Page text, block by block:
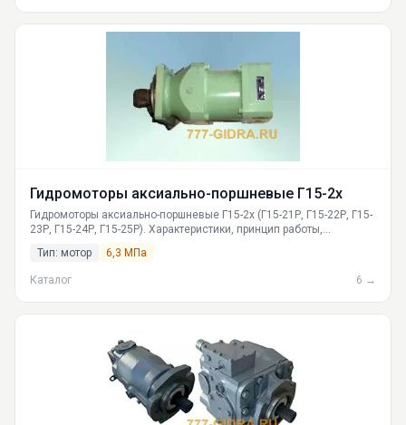
Гидромоторы аксиально-поршневые Г15-2х
Гидромоторы аксиально-поршневые Г15-2х (Г15-21Р, Г15-22Р, Г15-
23Р, Г15-24Р, Г15-25Р). Характеристики, принцип работы,
спецтехники. Доставка по РФ из Екатеринбурга.
Тип: мотор 6,3 МПа
Каталог 6 →